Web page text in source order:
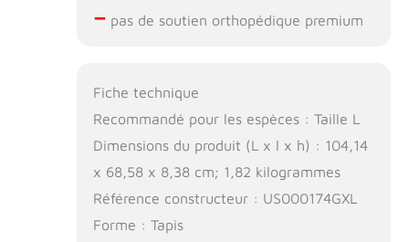
–pas de soutien orthopédique premium
Fiche technique
Recommandé pour les espèces : Taille L
Dimensions du produit (L x l x h) : 104,14
x 68,58 x 8,38 cm; 1,82 kilogrammes
Référence constructeur : US000174GXL
Forme : Tapis